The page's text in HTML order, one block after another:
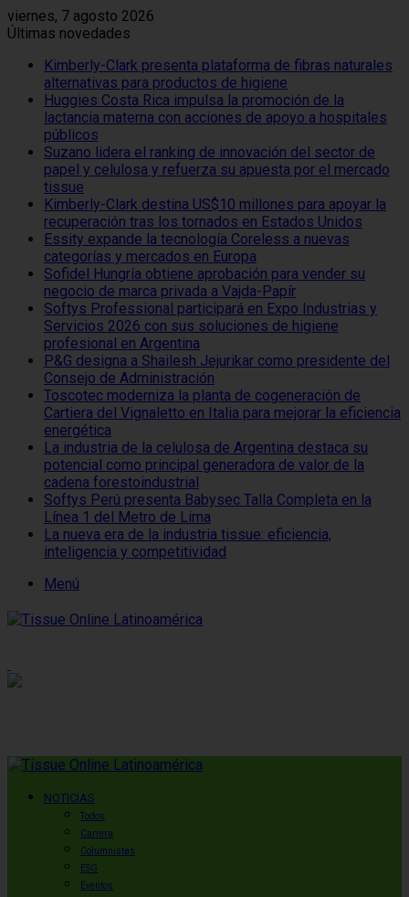
viernes, 7 agosto 2026
Últimas novedades
Kimberly-Clark presenta plataforma de fibras naturales
alternativas para productos de higiene
Huggies Costa Rica impulsa la promoción de la
lactancia materna con acciones de apoyo a hospitales
públicos
Suzano lidera el ranking de innovación del sector de
papel y celulosa y refuerza su apuesta por el mercado
tissue
Kimberly-Clark destina US$10 millones para apoyar la
recuperación tras los tornados en Estados Unidos
Essity expande la tecnología Coreless a nuevas
categorías y mercados en Europa
Sofidel Hungría obtiene aprobación para vender su
negocio de marca privada a Vajda-Papír
Softys Professional participará en Expo Industrias y
Servicios 2026 con sus soluciones de higiene
profesional en Argentina
P&G designa a Shailesh Jejurikar como presidente del
Consejo de Administración
Toscotec moderniza la planta de cogeneración de
Cartiera del Vignaletto en Italia para mejorar la eficiencia
energética
La industria de la celulosa de Argentina destaca su
potencial como principal generadora de valor de la
cadena forestoindustrial
Softys Perú presenta Babysec Talla Completa en la
Línea 1 del Metro de Lima
La nueva era de la industria tissue: eficiencia,
inteligencia y competitividad
Menú
NOTICIAS
Todos
Carrera
Columnistas
ESG
Eventos